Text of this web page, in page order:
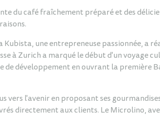
du café fraîchement préparé et des
Kubista, une entrepreneuse passionnée, a
à Zurich a marqué le début d'un voyage
de développement en ouvrant la première
l'avenir en proposant ses
directement aux clients. Le Microlino,